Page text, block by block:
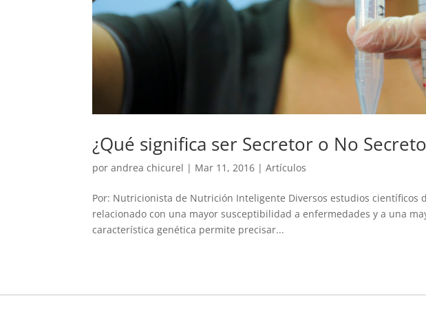
¿Qué significa ser Secretor o No
porandrea chicurel | Mar 11, 2016 |Artículos
Por: Nutricionista de Nutrición Inteligente Diversos estudios científicos
relacionado con una mayor susceptibilidad a enfermedades y a una
característica genética permite precisar...